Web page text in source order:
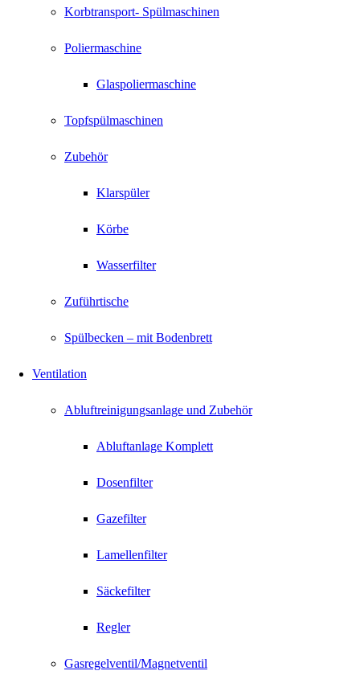
Korbtransport- Spülmaschinen
Poliermaschine
Glaspoliermaschine
Topfspülmaschinen
Zubehör
Klarspüler
Körbe
Wasserfilter
Zuführtische
Spülbecken – mit Bodenbrett
Ventilation
Abluftreinigungsanlage und Zubehör
Abluftanlage Komplett
Dosenfilter
Gazefilter
Lamellenfilter
Säckefilter
Regler
Gasregelventil/Magnetventil